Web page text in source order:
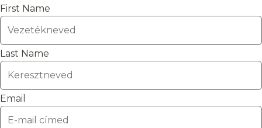
First Name
Last Name
Email